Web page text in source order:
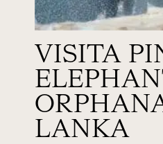
VISITA
LANKA